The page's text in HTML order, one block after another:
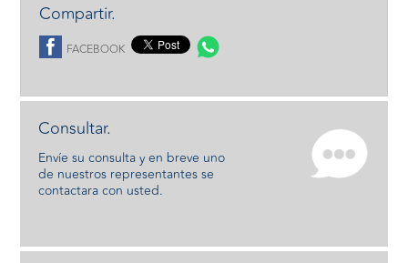
Compartir.
FACEBOOK
Consultar.
Envíe su consulta y en breve uno
de nuestros representantes se
contactara con usted.